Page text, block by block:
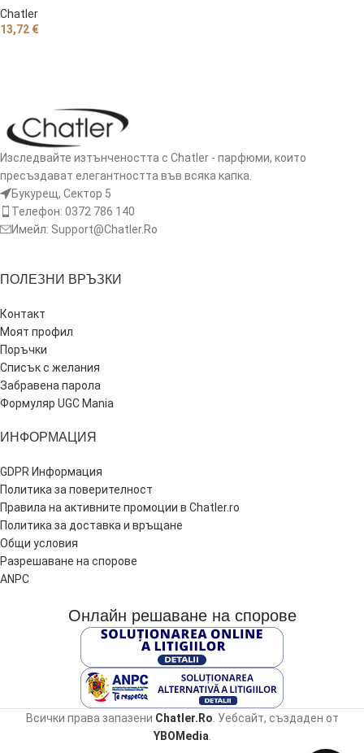
Chatler
13,72 €
Изследвайте изтънчеността с Chatler - парфюми, които
пресъздават елегантността във всяка капка.
Букурещ, Сектор 5
Телефон: 0372 786 140
Имейл: Support@Chatler.Ro
ПОЛЕЗНИ ВРЪЗКИ
Контакт
Моят профил
Поръчки
Списък с желания
Забравена парола
Формуляр UGC Mania
ИНФОРМАЦИЯ
GDPR Информация
Политика за поверителност
Правила на активните промоции в Chatler.ro
Политика за доставка и връщане
Общи условия
Разрешаване на спорове
ANPC
Онлайн решаване на спорове
Всички права запазени Chatler.Ro . Уебсайт, създаден от
YBOMedia